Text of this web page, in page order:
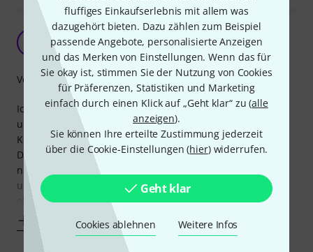
fluffiges Einkaufserlebnis mit allem was
dazugehört bieten. Dazu zählen zum Beispiel
passende Angebote, personalisierte Anzeigen
und das Merken von Einstellungen. Wenn das für
Sie okay ist, stimmen Sie der Nutzung von Cookies
für Präferenzen, Statistiken und Marketing
einfach durch einen Klick auf „Geht klar“ zu (alle
anzeigen).
Sie können Ihre erteilte Zustimmung jederzeit
über die Cookie-Einstellungen (hier) widerrufen.
Geht klar
Cookies ablehnen Weitere Infos
Im Bundle gekauft -
Kettweazle 06.12.2022
Ich habe diese Distanzstange im Bundle mit de EV ELX 112
und 118 gekauft und frage mich wirklich ob jemand diese
Kombination mal getestet hat bevor sie so verkauft wurde.
Die Distanzstange verfügt unten über ein M20 Gewinde,
nicht jedoch der Sub. Dadurch kippelt die Stange schon
unten unnötigerweise mehr als sie müsste... auch am
oberen Ende, wo ich die EV ELX
Mehr anzeigen
Verarbeitung